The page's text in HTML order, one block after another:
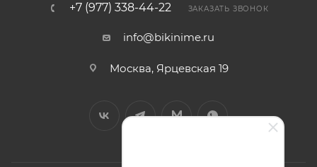
+7 (977) 338-44-22 ЗАКАЗАТЬ ЗВОНОК
info@bikinime.ru
Москва, Ярцевская 19